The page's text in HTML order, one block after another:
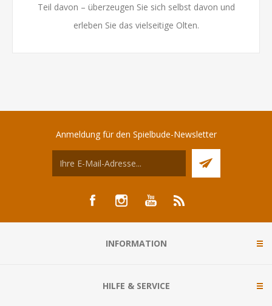
Teil davon – überzeugen Sie sich selbst davon und
erleben Sie das vielseitige Olten.
Anmeldung für den Spielbude-Newsletter
INFORMATION
HILFE & SERVICE